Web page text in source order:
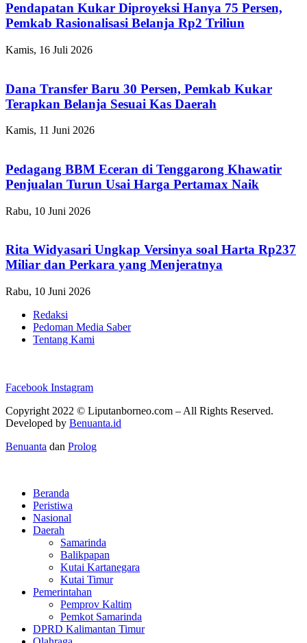
Pendapatan Kukar Diproyeksi Hanya 75 Persen,
Pemkab Rasionalisasi Belanja Rp2 Triliun
Kamis, 16 Juli 2026
Dana Transfer Baru 30 Persen, Pemkab Kukar
Terapkan Belanja Sesuai Kas Daerah
Kamis, 11 Juni 2026
Pedagang BBM Eceran di Tenggarong Khawatir
Penjualan Turun Usai Harga Pertamax Naik
Rabu, 10 Juni 2026
Rita Widyasari Ungkap Versinya soal Harta Rp237
Miliar dan Perkara yang Menjeratnya
Rabu, 10 Juni 2026
Redaksi
Pedoman Media Saber
Tentang Kami
Facebook Instagram
Copyright 2022 © Liputanborneo.com – All Rights Reserved.
Developed by Benuanta.id
Benuanta dan Prolog
Beranda
Peristiwa
Nasional
Daerah
Samarinda
Balikpapan
Kutai Kartanegara
Kutai Timur
Pemerintahan
Pemprov Kaltim
Pemkot Samarinda
DPRD Kalimantan Timur